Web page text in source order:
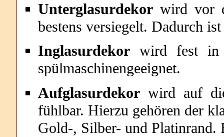
Unterglasurdekorwird vor
bestens versiegelt. Dadurch
Inglasurdekorwird fest in
spülmaschinengeeignet.
Aufglasurdekorwird auf die
fühlbar. Hierzu gehören der
Gold-, Silber- und Platinrand.